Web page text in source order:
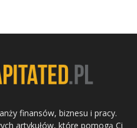
finansów, biznesu i pracy.
artykułów, które pomogą Ci